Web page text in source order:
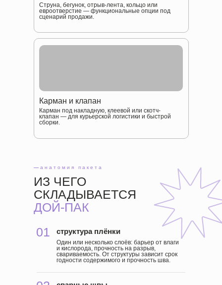
Карман и клапан
Карман под накладную, клеевой или скотч-
клапан — для курьерской логистики и быстрой
сборки.
Струна, бегунок, отрыв-лента, кольцо или
евроотверстие — функциональные опции под
сценарий продажи.
ИЗ ЧЕГО
СКЛАДЫВАЕТСЯ
ДОЙ-ПАК
— анатомия пакета
01 структура плёнки
Один или несколько слоёв: барьер от влаги
и кислорода, прочность на разрыв,
свариваемость. От структуры зависит срок
годности содержимого и прочность шва.